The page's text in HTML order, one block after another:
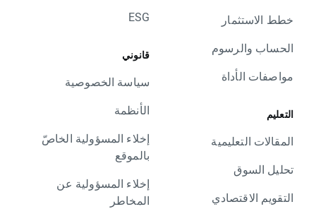
خطط الاستثمار
الحساب والرسوم
مواصفات الأداة
التعليم
المقالات التعليمية
تحليل السوق
التقويم الاقتصادي
ESG
قانوني
سياسة الخصوصية
الأنظمة
إخلاء المسؤولية الخاصّ
بالموقع
إخلاء المسؤولية عن
المخاطر